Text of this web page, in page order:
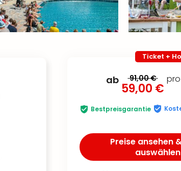
Ticket +
ab 91,00 €
59,00 €
Bestpreisgarantie
Preise ansehen
auswählen